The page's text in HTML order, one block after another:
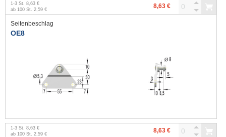
1 -3 St. 8,63 €
ab 100 St. 2,59 € 8,63 €
Seitenbeschlag
OE8
1 -3 St. 8,63 €
ab 100 St. 2,59 € 8,63 €